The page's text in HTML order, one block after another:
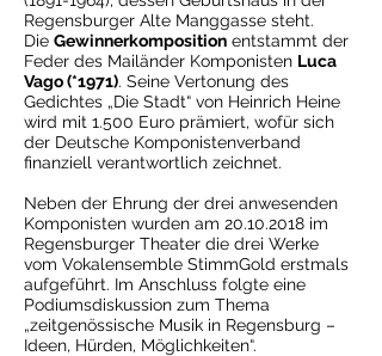
Regensburger Alte Manggasse steht.
Die Gewinnerkomposition entstammt der
Feder des Mailänder Komponisten Luca
Vago (*1971). Seine Vertonung des
Gedichtes „Die Stadt“ von Heinrich Heine
wird mit 1.500 Euro prämiert, wofür sich
der Deutsche Komponistenverband
finanziell verantwortlich zeichnet.
Neben der Ehrung der drei anwesenden
Komponisten wurden am 20.10.2018 im
Regensburger Theater die drei Werke
vom Vokalensemble StimmGold erstmals
aufgeführt. Im Anschluss folgte eine
Podiumsdiskussion zum Thema
„zeitgenössische Musik in Regensburg –
Ideen, Hürden, Möglichkeiten“.